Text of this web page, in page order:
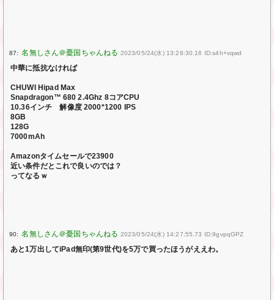
87: 2023/05/24(水) 13:28:30.16 ID:s4h+vqwd
中華に抵抗なければ
CHUWI Hipad Max
Snapdragon™ 680 2.4Ghz 8コアCPU
10.36インチ 解像度 2000*1200 IPS
8GB
128G
7000mAh
Amazonタイムセールで23900
近い条件だとこれで良いのでは？
ってなるｗ
90: 2023/05/24(水) 14:27:55.73 ID:9gvpqGPZ
あと1万出してiPad無印(第9世代)を5万で買ったほうがええわ。